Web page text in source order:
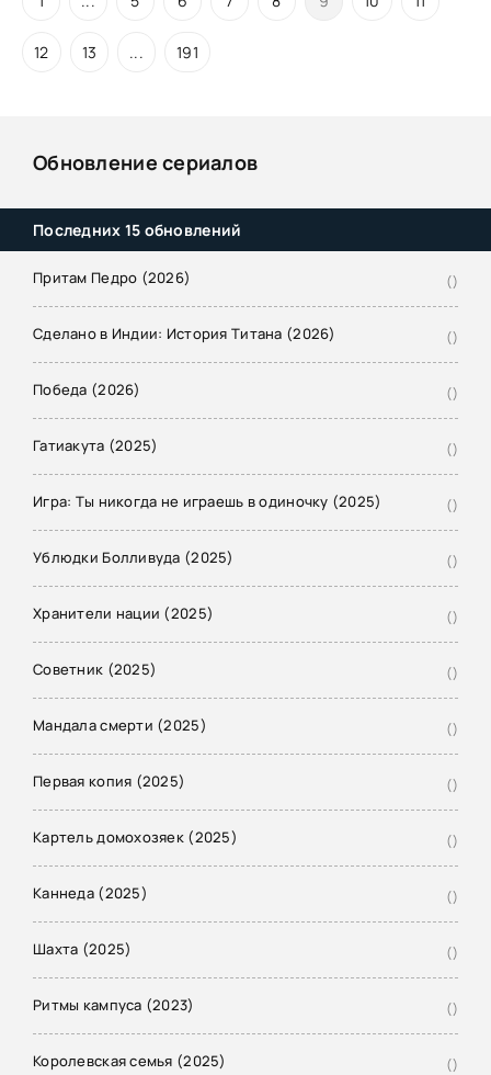
12 13 ... 191
Обновление сериалов
Последних 15 обновлений
Притам Педро (2026) ()
Сделано в Индии: История Титана (2026) ()
Победа (2026) ()
Гатиакута (2025) ()
Игра: Ты никогда не играешь в одиночку (2025) ()
Ублюдки Болливуда (2025) ()
Хранители нации (2025) ()
Советник (2025) ()
Мандала смерти (2025) ()
Первая копия (2025) ()
Картель домохозяек (2025) ()
Каннеда (2025) ()
Шахта (2025) ()
Ритмы кампуса (2023) ()
Королевская семья (2025) ()